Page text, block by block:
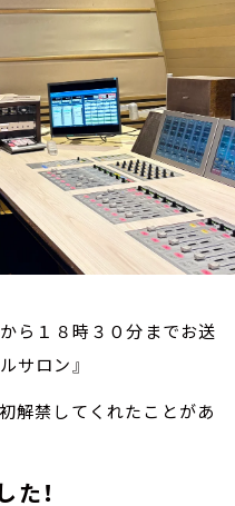
ら１８時３０分までお送
サロン』
解禁してくれたことがあ
！